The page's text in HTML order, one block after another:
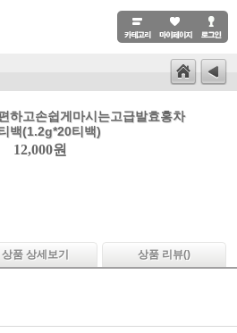
하고손쉽게마시는고급발효홍차
백(1.2g*20티백)
12,000원
상품 상세보기 상품 리뷰()